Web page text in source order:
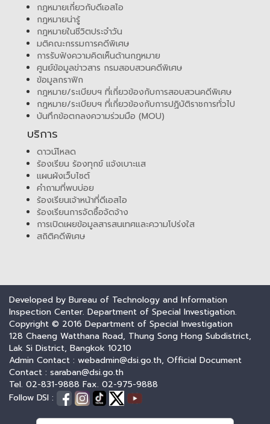
กฎหมายเกี่ยวกับดีเอสไอ
กฎหมายน่ารู้
กฎหมายในชีวิตประจำวัน
มติคณะกรรมการคดีพิเศษ
การรับฟังความคิดเห็นด้านกฎหมาย
ศูนย์ข้อมูลข่าวสาร กรมสอบสวนคดีพิเศษ
ข้อมูลกราฟิก
กฎหมาย/ระเบียบฯ ที่เกี่ยวข้องกับการสอบสวนคดีพิเศษ
กฎหมาย/ระเบียบฯ ที่เกี่ยวข้องกับการปฏิบัติราชการทั่วไป
บันทึกข้อตกลงความร่วมมือ (MOU)
บริการ
ดาวน์โหลด
ร้องเรียน ร้องทุกข์ แจ้งเบาะแส
แผนผังเว็บไซต์
คำถามที่พบบ่อย
ร้องเรียนเจ้าหน้าที่ดีเอสไอ
ร้องเรียนการจัดซื้อจัดจ้าง
การเปิดเผยข้อมูลสารสนเทศและความโปร่งใส
สถิติคดีพิเศษ
Developed by Bureau of Technology and Information
Inspection Center. Department of Special Investigation.
Copyright © 2016 Department of Special Investigation
128 Chaeng Watthana Road, Thung Song Hong Subdistrict,
Lak Si District, Bangkok 10210
Admin Contact : webadmin@dsi.go.th, Official Document
Contact : saraban@dsi.go.th
Tel. 02-831-9888 Fax. 02-975-9888
Follow DSI :